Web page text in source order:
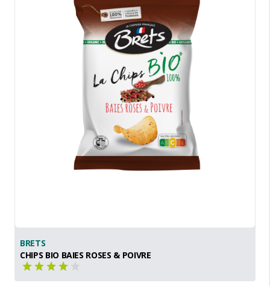
BRETS
CHIPS BIO BAIES ROSES & POIVRE